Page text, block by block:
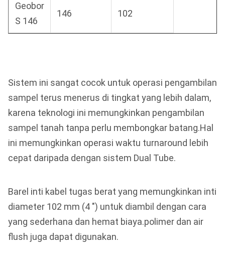
Geobor
S 146
146 102
Sistem ini sangat cocok untuk operasi pengambilan
sampel terus menerus di tingkat yang lebih dalam,
karena teknologi ini memungkinkan pengambilan
sampel tanah tanpa perlu membongkar batang.Hal
ini memungkinkan operasi waktu turnaround lebih
cepat daripada dengan sistem Dual Tube.
Barel inti kabel tugas berat yang memungkinkan inti
diameter 102 mm (4 ") untuk diambil dengan cara
yang sederhana dan hemat biaya.polimer dan air
flush juga dapat digunakan.